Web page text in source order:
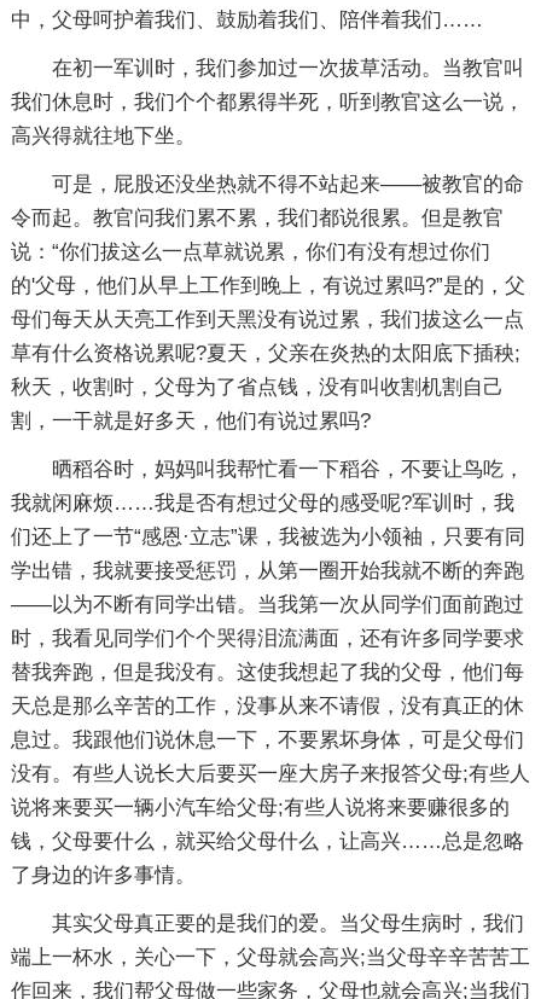
中，父母呵护着我们、鼓励着我们、陪伴着我们……
在初一军训时，我们参加过一次拔草活动。当教官叫
我们休息时，我们个个都累得半死，听到教官这么一说，
高兴得就往地下坐。
可是，屁股还没坐热就不得不站起来——被教官的命
令而起。教官问我们累不累，我们都说很累。但是教官
说：“你们拔这么一点草就说累，你们有没有想过你们
的'父母，他们从早上工作到晚上，有说过累吗?”是的，父
母们每天从天亮工作到天黑没有说过累，我们拔这么一点
草有什么资格说累呢?夏天，父亲在炎热的太阳底下插秧;
秋天，收割时，父母为了省点钱，没有叫收割机割自己
割，一干就是好多天，他们有说过累吗?
晒稻谷时，妈妈叫我帮忙看一下稻谷，不要让鸟吃，
我就闲麻烦……我是否有想过父母的感受呢?军训时，我
们还上了一节“感恩·立志”课，我被选为小领袖，只要有同
学出错，我就要接受惩罚，从第一圈开始我就不断的奔跑
——以为不断有同学出错。当我第一次从同学们面前跑过
时，我看见同学们个个哭得泪流满面，还有许多同学要求
替我奔跑，但是我没有。这使我想起了我的父母，他们每
天总是那么辛苦的工作，没事从来不请假，没有真正的休
息过。我跟他们说休息一下，不要累坏身体，可是父母们
没有。有些人说长大后要买一座大房子来报答父母;有些人
说将来要买一辆小汽车给父母;有些人说将来要赚很多的
钱，父母要什么，就买给父母什么，让高兴……总是忽略
了身边的许多事情。
其实父母真正要的是我们的爱。当父母生病时，我们
端上一杯水，关心一下，父母就会高兴;当父母辛辛苦苦工
作回来，我们帮父母做一些家务，父母也就会高兴;当我们